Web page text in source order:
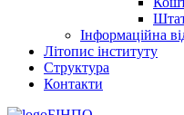
Інформаційна
Літопис інституту
Структура
Контакти